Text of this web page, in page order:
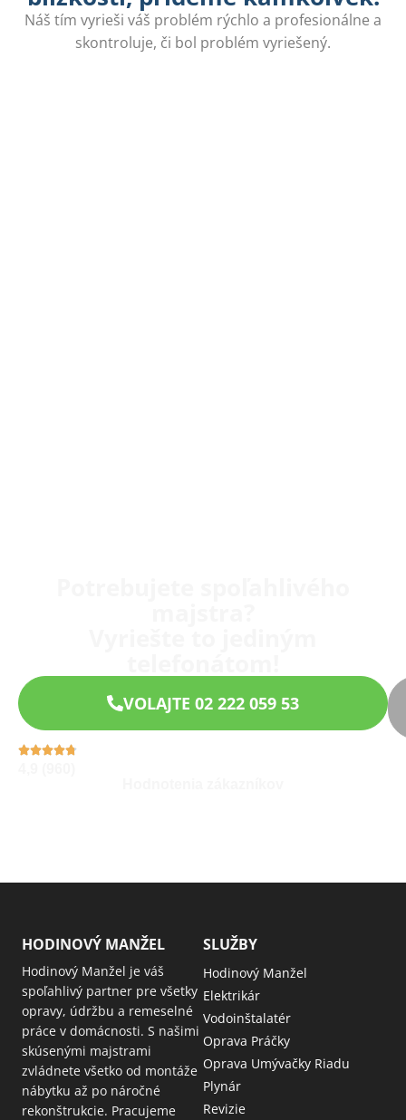
Náš tím vyrieši váš problém rýchlo a profesionálne a
skontroluje, či bol problém vyriešený.
VOLAJTE 02 222 059 53
HODINOVÝ MANŽEL
Hodinový Manžel je váš
spoľahlivý partner pre všetky
opravy, údržbu a remeselné
práce v domácnosti. S našimi
skúsenými majstrami
zvládnete všetko od montáže
nábytku až po náročné
rekonštrukcie. Pracujeme
SLUŽBY
Hodinový Manžel
Elektrikár
Vodoinštalatér
Oprava Práčky
Oprava Umývačky Riadu
Plynár
Revizie